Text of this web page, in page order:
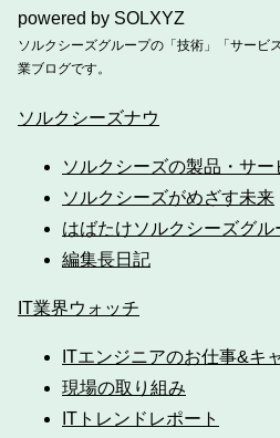
powered by SOLXYZ
ソルクシーズグループの「技術」「サービ
業ブログです。
ソルクシーズナウ
ソルクシーズの製品・サー
ソルクシーズがめざす未来
はばたけソルクシーズグル
編集長日記
IT業界ウォッチ
ITエンジニアのお仕事&キ
現場の取り組み
ITトレンドレポート